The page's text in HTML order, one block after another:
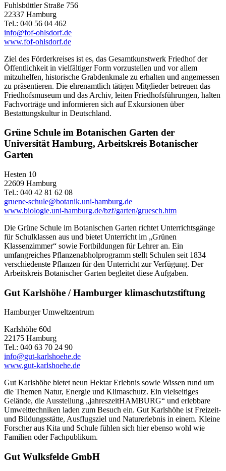
Fuhlsbüttler Straße 756
22337 Hamburg
Tel.: 040 56 04 462
info@fof-ohlsdorf.de
www.fof-ohlsdorf.de
Ziel des Förderkreises ist es, das Gesamtkunstwerk Friedhof der
Öffentlichkeit in vielfältiger Form vorzustellen und vor allem
mitzuhelfen, historische Grabdenkmale zu erhalten und angemessen
zu präsentieren. Die ehrenamtlich tätigen Mitglieder betreuen das
Friedhofsmuseum und das Archiv, leiten Friedhofsführungen, halten
Fachvorträge und informieren sich auf Exkursionen über
Bestattungskultur in Deutschland.
Grüne Schule im Botanischen Garten der
Universität Hamburg, Arbeitskreis Botanischer
Garten
Hesten 10
22609 Hamburg
Tel.: 040 42 81 62 08
gruene-schule@botanik.uni-hamburg.de
www.biologie.uni-hamburg.de/bzf/garten/gruesch.htm
Die Grüne Schule im Botanischen Garten richtet Unterrichtsgänge
für Schulklassen aus und bietet Unterricht im „Grünen
Klassenzimmer“ sowie Fortbildungen für Lehrer an. Ein
umfangreiches Pflanzenabholprogramm stellt Schulen seit 1834
verschiedenste Pflanzen für den Unterricht zur Verfügung. Der
Arbeitskreis Botanischer Garten begleitet diese Aufgaben.
Gut Karlshöhe / Hamburger klimaschutzstiftung
Hamburger Umweltzentrum
Karlshöhe 60d
22175 Hamburg
Tel.: 040 63 70 24 90
info@gut-karlshoehe.de
www.gut-karlshoehe.de
Gut Karlshöhe bietet neun Hektar Erlebnis sowie Wissen rund um
die Themen Natur, Energie und Klimaschutz. Ein vielseitiges
Gelände, die Ausstellung „jahreszeitHAMBURG“ und erlebbare
Umwelttechniken laden zum Besuch ein. Gut Karlshöhe ist Freizeit-
und Bildungsstätte, Ausflugsziel und Naturerlebnis in einem. Kleine
Forscher aus Kita und Schule fühlen sich hier ebenso wohl wie
Familien oder Fachpublikum.
Gut Wulksfelde GmbH